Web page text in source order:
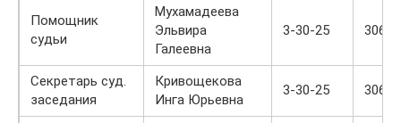
Помощник
судьи
Мухамадеева
Эльвира
Галеевна
3-30-25 306
Секретарь суд.
заседания
Кривощекова
Инга Юрьевна
3-30-25 306